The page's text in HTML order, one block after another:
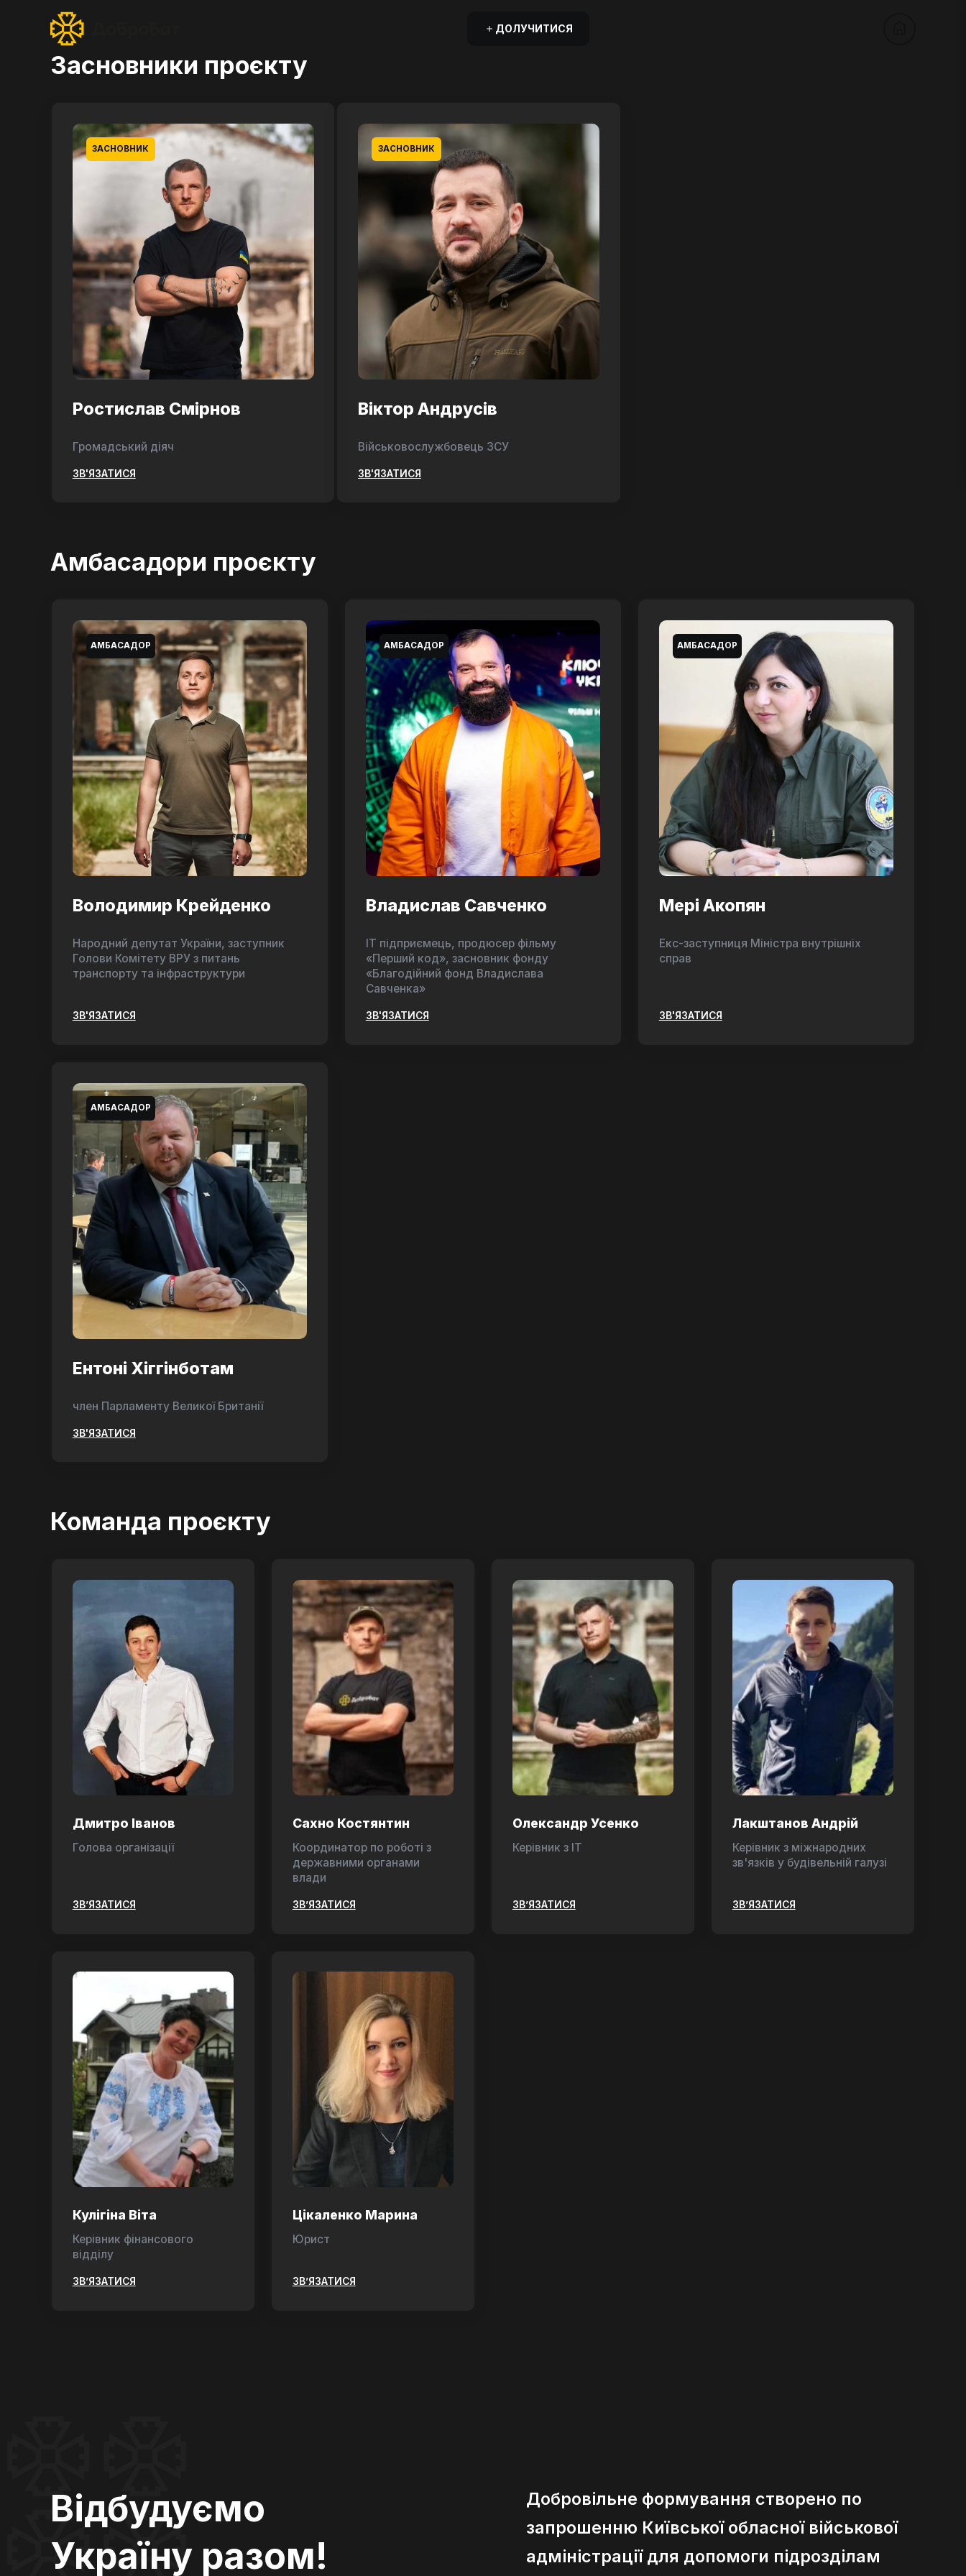
ДОЛУЧИТИСЯ
Засновники проєкту
ЗАСНОВНИК
Ростислав Смірнов
Громадський діяч
ЗВ'ЯЗАТИСЯ
ЗАСНОВНИК
Віктор Андрусів
Військовослужбовець ЗСУ
ЗВ'ЯЗАТИСЯ
Амбасадори проєкту
АМБАСАДОР
Володимир Крейденко
Народний депутат України, заступник
Голови Комітету ВРУ з питань
транспорту та інфраструктури
ЗВ'ЯЗАТИСЯ
АМБАСАДОР
Владислав Савченко
ІТ підприємець, продюсер фільму
«Перший код», засновник фонду
«Благодійний фонд Владислава
Савченка»
ЗВ'ЯЗАТИСЯ
АМБАСАДОР
Мері Акопян
Екс-заступниця Міністра внутрішніх
справ
ЗВ'ЯЗАТИСЯ
АМБАСАДОР
Ентоні Хіггінботам
член Парламенту Великої Британії
ЗВ'ЯЗАТИСЯ
Команда проєкту
Дмитро Іванов
Голова організації
ЗВ’ЯЗАТИСЯ
Сахно Костянтин
Координатор по роботі з
державними органами
влади
ЗВ’ЯЗАТИСЯ
Олександр Усенко
Керівник з ІТ
ЗВ’ЯЗАТИСЯ
Лакштанов Андрій
Керівник з міжнародних
зв'язків у будівельній галузі
ЗВ’ЯЗАТИСЯ
Кулігіна Віта
Керівник фінансового
відділу
ЗВ’ЯЗАТИСЯ
Цікаленко Марина
Юрист
ЗВ’ЯЗАТИСЯ
Відбудуємо
Україну разом!
Добровільне формування створено по
запрошенню Київської обласної військової
адміністрації для допомоги підрозділам